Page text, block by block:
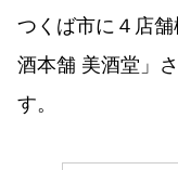
つくば市に４店
酒本舗 美酒堂」
す。